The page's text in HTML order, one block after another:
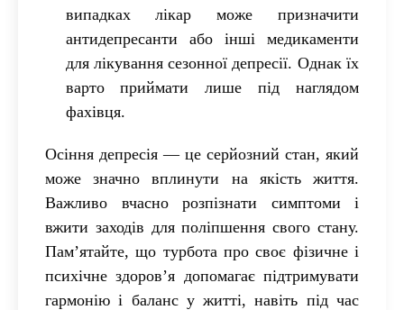
випадках лікар може призначити
антидепресанти або інші медикаменти
для лікування сезонної депресії. Однак їх
варто приймати лише під наглядом
фахівця.
Осіння депресія — це серйозний стан, який
може значно вплинути на якість життя.
Важливо вчасно розпізнати симптоми і
вжити заходів для поліпшення свого стану.
Пам’ятайте, що турбота про своє фізичне і
психічне здоров’я допомагає підтримувати
гармонію і баланс у житті, навіть під час